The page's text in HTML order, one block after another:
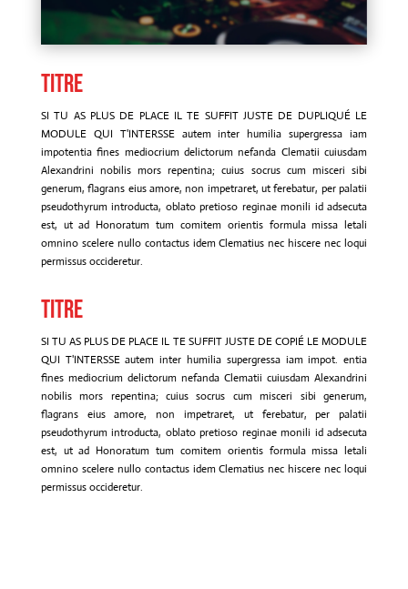
Titre
SI TU AS PLUS DE PLACE IL TE SUFFIT JUSTE DE DUPLIQUÉ LE
MODULE QUI T'INTERSSE autem inter humilia supergressa iam
impotentia fines mediocrium delictorum nefanda Clematii cuiusdam
Alexandrini nobilis mors repentina; cuius socrus cum misceri sibi
generum, flagrans eius amore, non impetraret, ut ferebatur, per palatii
pseudothyrum introducta, oblato pretioso reginae monili id adsecuta
est, ut ad Honoratum tum comitem orientis formula missa letali
omnino scelere nullo contactus idem Clematius nec hiscere nec loqui
permissus occideretur.
Titre
SI TU AS PLUS DE PLACE IL TE SUFFIT JUSTE DE COPIÉ LE MODULE
QUI T'INTERSSE autem inter humilia supergressa iam impot. entia
fines mediocrium delictorum nefanda Clematii cuiusdam Alexandrini
nobilis mors repentina; cuius socrus cum misceri sibi generum,
flagrans eius amore, non impetraret, ut ferebatur, per palatii
pseudothyrum introducta, oblato pretioso reginae monili id adsecuta
est, ut ad Honoratum tum comitem orientis formula missa letali
omnino scelere nullo contactus idem Clematius nec hiscere nec loqui
permissus occideretur.